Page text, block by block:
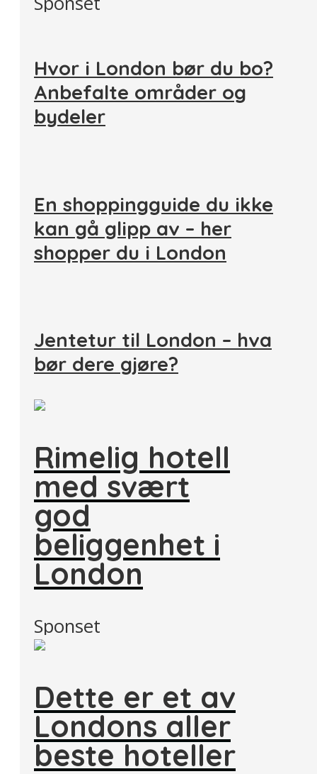
Hvor i London bør du bo?
Anbefalte områder og
bydeler
En shoppingguide du ikke
kan gå glipp av – her
shopper du i London
Jentetur til London – hva
bør dere gjøre?
Rimelig hotell
med svært
god
beliggenhet i
London
Sponset
Dette er et av
Londons aller
beste hoteller